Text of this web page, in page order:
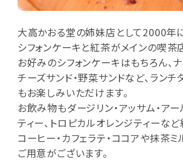
大高かおる堂の姉妹店として2000年
シフォンケーキと紅茶がメインの喫茶
お好みのシフォンケーキはもちろん、
チーズサンド・野菜サンドなど、ランチ
もお楽しみいただけます。
お飲み物もダージリン・アッサム・ア
ティー、トロピカルオレンジティーな
コーヒー・カフェラテ・ココアや抹茶
ご用意がございます。